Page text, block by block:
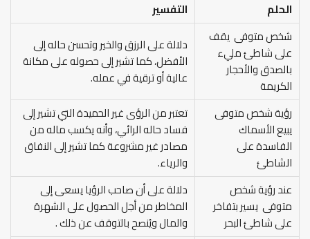
الحلم
التفسير
شخص متوفى يقف
على شاطئ مليء
بالصدق والأحجار
الكريمة
دلالة على الرزق والخير وتحسن حاله إلى
الأفضل، كما تشير إلى حصوله على مكانة
عالية أو ترقية في عمله.
رؤية شخص متوفى
يبيع الأسماك
الفاسدة على
الشاطئ
تعتبر من الرؤى غير الحميدة التي تشير إلى
فساد حاله الرائي، وأنه يكسب ماله من
مصادر غير مشروعة كما تشير إلى النفاق
والرياء.
عند رؤية شخص
متوفى يسير بتفاخر
على شاطئ البحر
دلالة على أن صاحب الرؤيا يسعى إلى
المخاطر من أجل الحصول على الشهرة
والمال ويُنصح بالتوقف عن ذلك .